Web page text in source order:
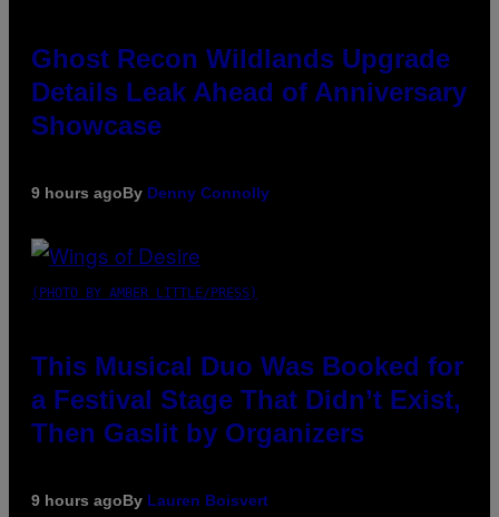
Ghost Recon Wildlands Upgrade
Details Leak Ahead of Anniversary
Showcase
9 hours agoBy Denny Connolly
(PHOTO BY AMBER LITTLE/PRESS)
This Musical Duo Was Booked for
a Festival Stage That Didn’t Exist,
Then Gaslit by Organizers
9 hours agoBy Lauren Boisvert